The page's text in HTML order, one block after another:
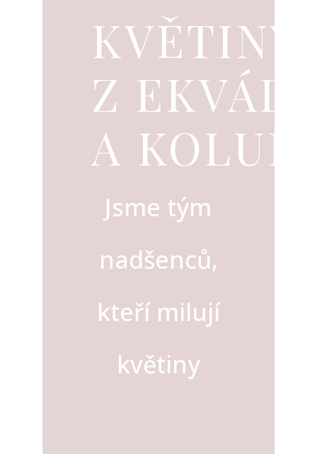
KVĚTINY
Z
A
Jsme tým
nadšenců,
kteří milují
květiny